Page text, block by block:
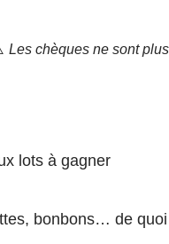
Les chèques ne sont plus
lots à gagner
bonbons… de